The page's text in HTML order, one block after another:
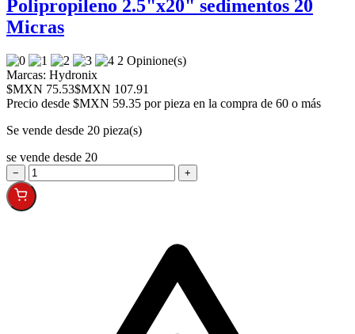
Polipropileno 2.5"x20" sedimentos 20
Micras
2 Opinione(s)
Marcas: Hydronix
$MXN 75.53$MXN 107.91
Precio desde $MXN 59.35 por pieza en la compra de 60 o más
Se vende desde 20 pieza(s)
se vende desde 20
− +